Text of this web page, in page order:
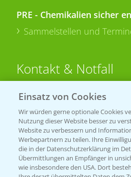
PRE - Chemikalien sicher
Sammelstellen und
Kontakt & Notfall
Beratung auf WhatsApp
T.+49 (0)174 346 564 1
KONTAKT
Hilfe in Notfällen
Einsatz von Cookies
Wir würden gerne optionale Cookies
Nutzung dieser Website besser zu
Website zu verbessern und
Werbepartnern zu teilen. Ihre
die in der Datenschutzerklärung im
Übermittlungen an Empfänger in
wie insbesondere den USA. Dort